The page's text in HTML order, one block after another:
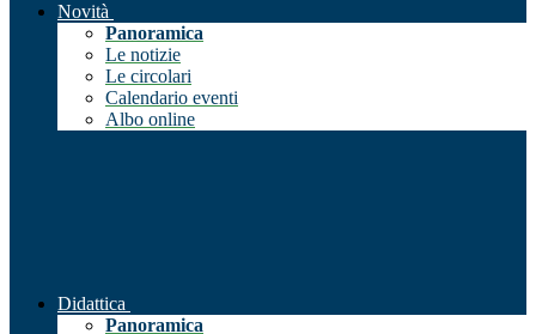
Novità
Panoramica
Le notizie
Le circolari
Calendario eventi
Albo online
Didattica
Panoramica